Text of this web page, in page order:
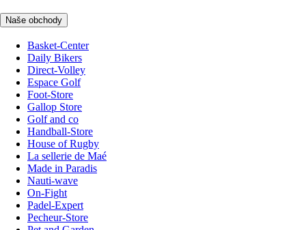
Naše obchody
Basket-Center
Daily Bikers
Direct-Volley
Espace Golf
Foot-Store
Gallop Store
Golf and co
Handball-Store
House of Rugby
La sellerie de Maé
Made in Paradis
Nauti-wave
On-Fight
Padel-Expert
Pecheur-Store